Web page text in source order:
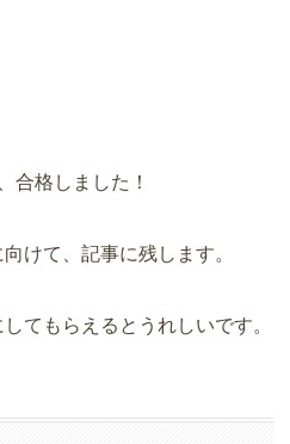
合格しました！
けて、記事に残します。
てもらえるとうれしいです。